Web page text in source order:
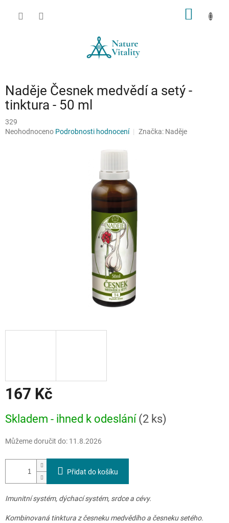
Naděje Česnek medvědí a setý -
tinktura - 50 ml
329
Průměrné
Neohodnoceno Podrobnosti hodnocení Značka: Naděje
167 Kč
cena:
Skladem - ihned k odeslání (2 ks)
Můžeme doručit do: 11.8.2026
Přidat do košíku
Imunitní systém, dýchací systém, srdce a cévy.
Kombinovaná tinktura z česneku medvědího a česneku setého.